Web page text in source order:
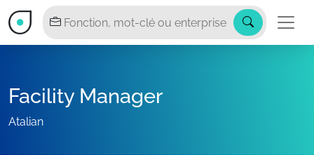
Facility Manager
Atalian